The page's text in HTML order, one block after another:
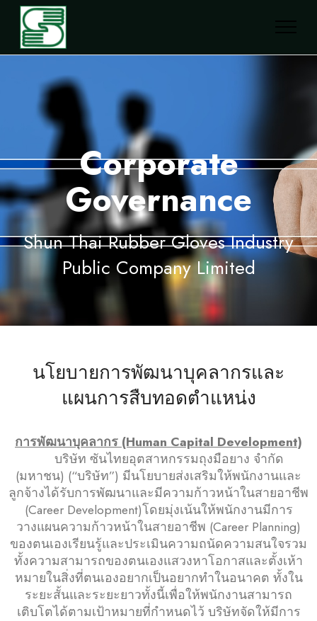
Corporate
Governance
Shun Thai Rubber Gloves Industry
Public Company Limited
นโยบายการพัฒนาบุคลากรและ
แผนการสืบทอดตำแหน่ง
การพัฒนาบุคลากร (Human Capital Development)
‌ บริษัท ซันไทยอุตสาหกรรมถุงมือยาง จำกัด
(มหาชน) (“บริษัท”) มีนโยบายส่งเสริมให้พนักงานและ
ลูกจ้างได้รับการพัฒนาและมีความก้าวหน้าในสายอาชีพ
(Career Development)โดยมุ่งเน้นให้พนักงานมีการ
วางแผนความก้าวหน้าในสายอาชีพ (Career Planning)
ของตนเองเรียนรู้และประเมินความถนัดความสนใจรวม
ทั้งความสามารถของตนเองแสวงหาโอกาสและตั้งเห้า
หมายในสิ่งที่ตนเองอยากเป็นอยากทำในอนาคต ทั้งใน
ระยะสั้นและระยะยาวทั้งนี้เพื่อให้พนักงานสามารถ
เติบโตได้ตามเป้าหมายที่กำหนดไว้ บริษัทจัดให้มีการ